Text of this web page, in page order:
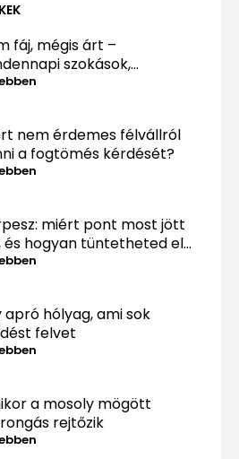
fáj, mégis árt –
szokások,
alattomosan
nem érdemes félvállról
a fogtömés kérdését?
miért pont most jött
és hogyan tüntetheted el
gyorsabban?
apró hólyag, ami sok
felvet
a mosoly mögött
rejtőzik